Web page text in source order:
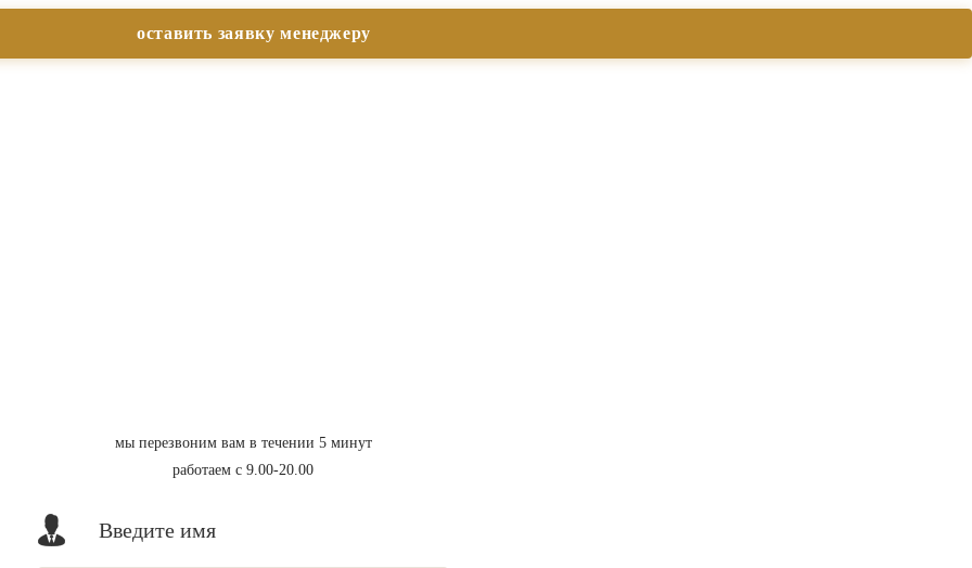
мы перезвоним вам в течении 5 минут
работаем с 9.00-20.00
Введите имя